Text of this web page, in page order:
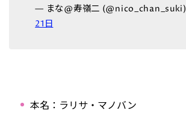
— まな@寿嶺二 (@nico_chan_suki)
21日
本名：ラリサ・マノバン